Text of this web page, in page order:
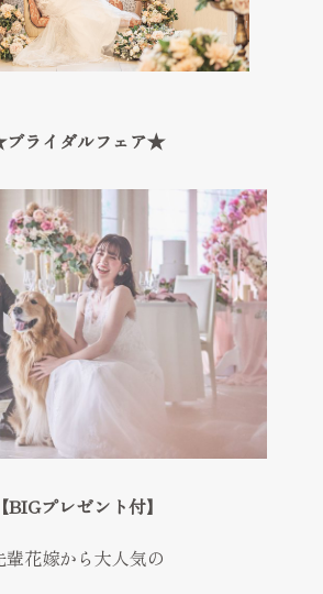
ライダルフェア★
【BIGプレゼント付】
輩花嫁から大人気の